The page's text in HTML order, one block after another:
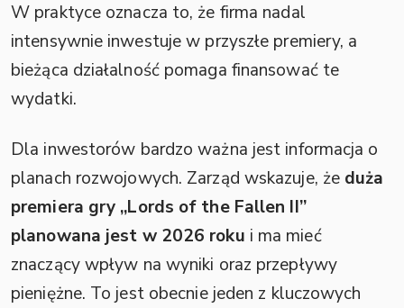
W praktyce oznacza to, że firma nadal
intensywnie inwestuje w przyszłe premiery, a
bieżąca działalność pomaga finansować te
wydatki.
Dla inwestorów bardzo ważna jest informacja o
planach rozwojowych. Zarząd wskazuje, że duża
premiera gry „Lords of the Fallen II”
planowana jest w 2026 roku i ma mieć
znaczący wpływ na wyniki oraz przepływy
pieniężne. To jest obecnie jeden z kluczowych